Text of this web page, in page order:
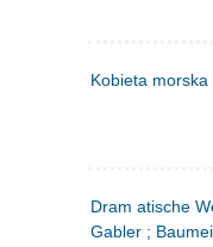
Kobieta
Dram atische
Gabler ;